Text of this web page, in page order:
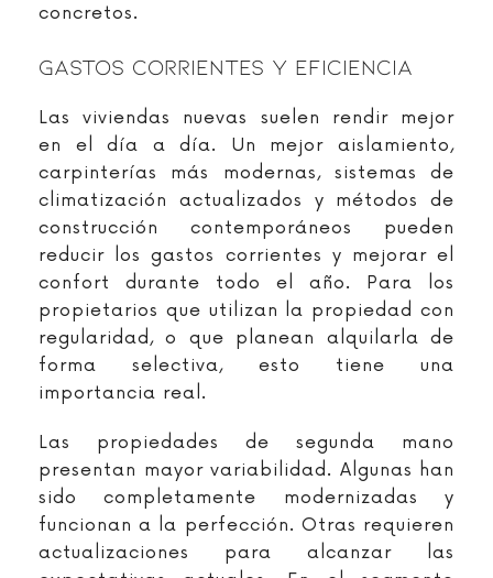
concretos.
Gastos Corrientes Y Eficiencia
Las viviendas nuevas suelen rendir mejor
en el día a día. Un mejor aislamiento,
carpinterías más modernas, sistemas de
climatización actualizados y métodos de
construcción contemporáneos pueden
reducir los gastos corrientes y mejorar el
confort durante todo el año. Para los
propietarios que utilizan la propiedad con
regularidad, o que planean alquilarla de
forma selectiva, esto tiene una
importancia real.
Las propiedades de segunda mano
presentan mayor variabilidad. Algunas han
sido completamente modernizadas y
funcionan a la perfección. Otras requieren
actualizaciones para alcanzar las